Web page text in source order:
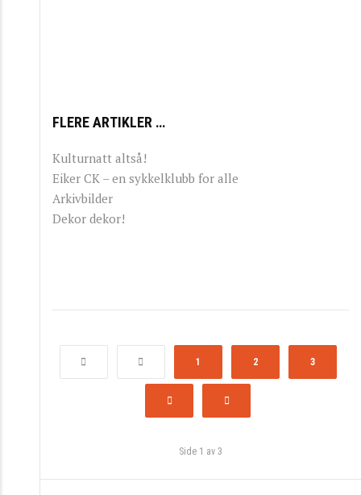
FLERE ARTIKLER …
Kulturnatt altså!
Eiker CK – en sykkelklubb for alle
Arkivbilder
Dekor dekor!
1 2 3
Side 1 av 3